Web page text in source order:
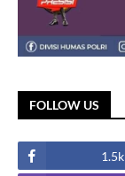
FOLLOW US
1.5k